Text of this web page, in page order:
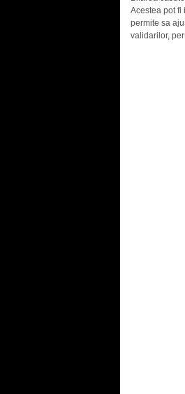
Acestea pot fi
permite sa
validarilor,